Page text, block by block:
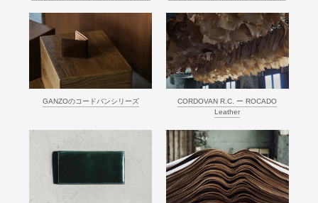
GANZOのコードバンシリーズ
CORDOVAN R.C. ー ROCADO
Leather